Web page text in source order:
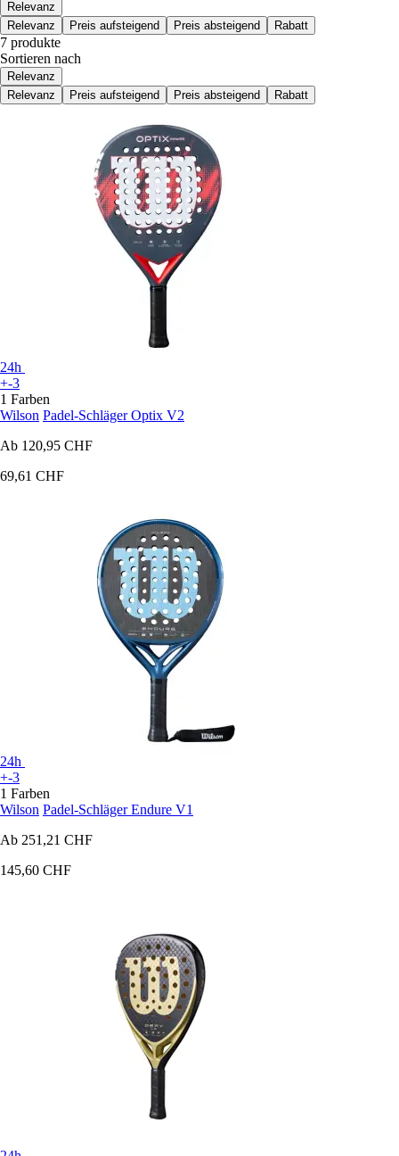
Relevanz
Relevanz
Preis aufsteigend Preis absteigend Rabatt
7 produkte
Sortieren nach
Relevanz
Relevanz
Preis aufsteigend Preis absteigend Rabatt
24h
+-3
1 Farben
Wilson Padel-Schläger Optix V2
Ab 120,95 CHF
69,61 CHF
24h
+-3
1 Farben
Wilson Padel-Schläger Endure V1
Ab 251,21 CHF
145,60 CHF